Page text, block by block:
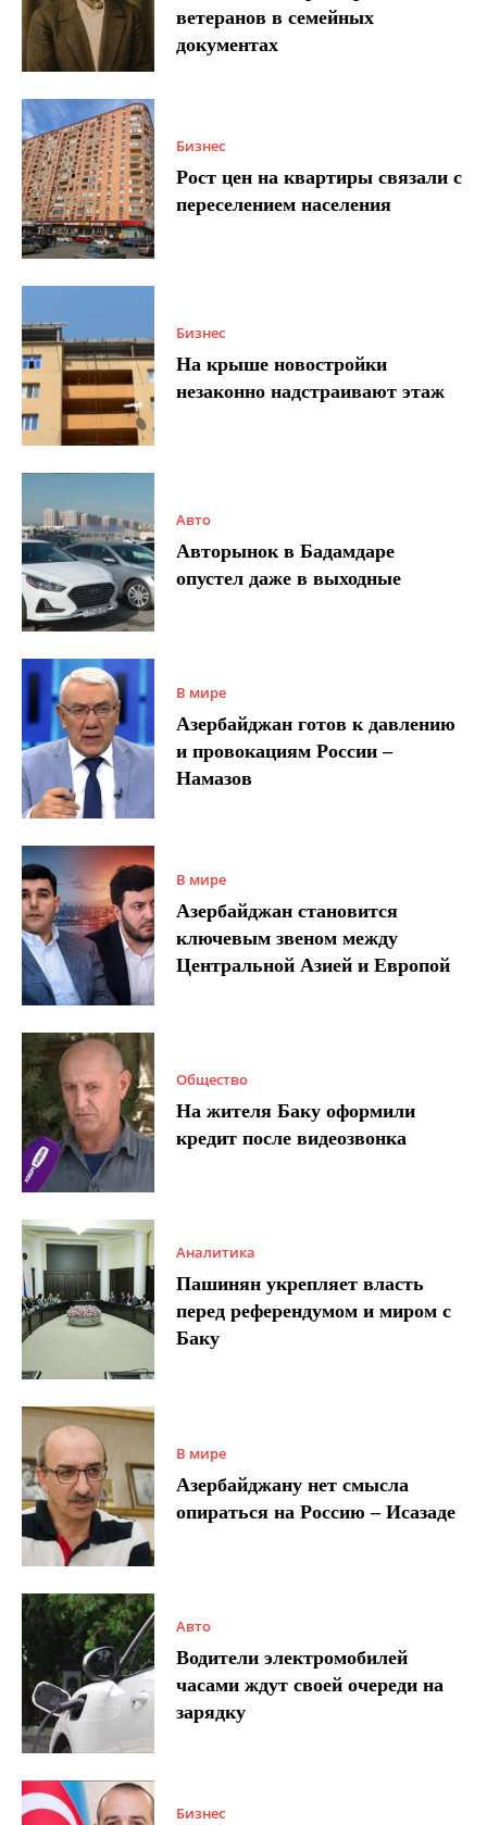
ветеранов в семейных
документах
Бизнес
Рост цен на квартиры связали с
переселением населения
Бизнес
На крыше новостройки
незаконно надстраивают этаж
Авто
Авторынок в Бадамдаре
опустел даже в выходные
В мире
Азербайджан готов к давлению
и провокациям России –
Намазов
В мире
Азербайджан становится
ключевым звеном между
Центральной Азией и Европой
Общество
На жителя Баку оформили
кредит после видеозвонка
Аналитика
Пашинян укрепляет власть
перед референдумом и миром с
Баку
В мире
Азербайджану нет смысла
опираться на Россию – Исазаде
Авто
Водители электромобилей
часами ждут своей очереди на
зарядку
Бизнес